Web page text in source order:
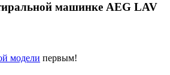
машинке AEG LAV
модели первым!